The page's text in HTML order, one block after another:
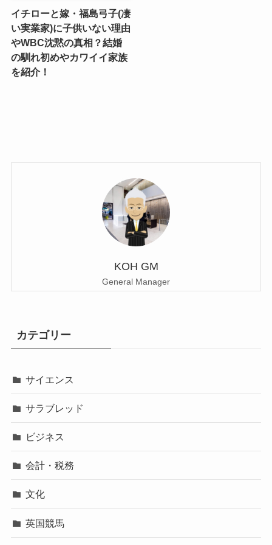
イチローと嫁・福島弓子(凄
い実業家)に子供いない理由
やWBC沈黙の真相？結婚
の馴れ初めやカワイイ家族
を紹介！
KOH GM
General Manager
カテゴリー
サイエンス
サラブレッド
ビジネス
会計・税務
文化
英国競馬